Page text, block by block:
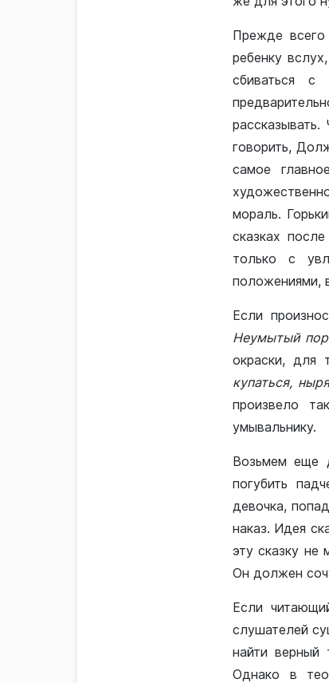
Прежде всего
ребенку
сбиваться с
говорить,
самое
мораль.
сказках
только с
положениями,
Если
Неумытый
окраски, для
купаться,
произвело
умывальнику.
Возьмем еще
погубить
девочка,
наказ. Идея
эту сказку не
Он должен
Если
слушателей
найти верный
Однако в